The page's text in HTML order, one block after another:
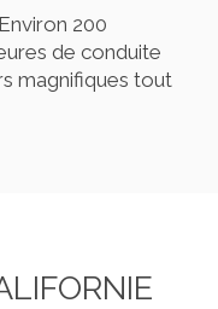
200
de conduite
magnifiques tout